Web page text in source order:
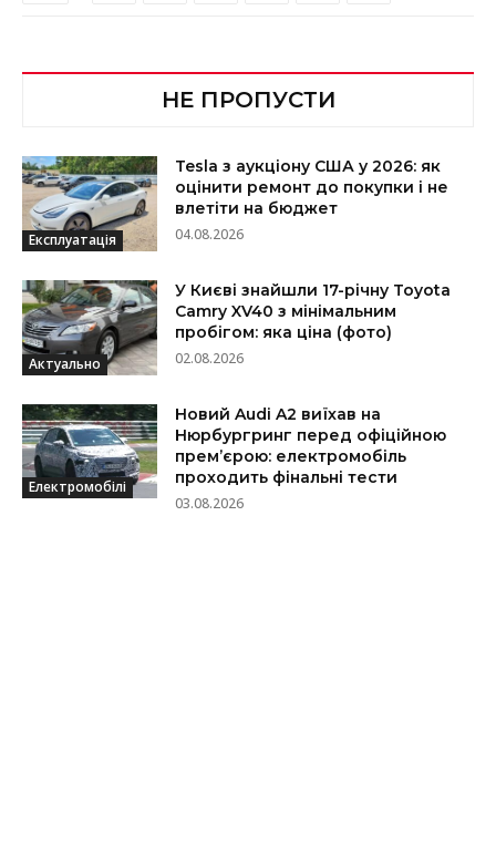
НЕ ПРОПУСТИ
Експлуатація
Tesla з аукціону США у 2026: як
оцінити ремонт до покупки і не
влетіти на бюджет
04.08.2026
Актуально
У Києві знайшли 17-річну Toyota
Camry XV40 з мінімальним
пробігом: яка ціна (фото)
02.08.2026
Електромобілі
Новий Audi A2 виїхав на
Нюрбургринг перед офіційною
прем’єрою: електромобіль
проходить фінальні тести
03.08.2026